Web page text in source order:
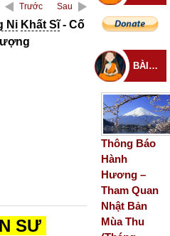
Trước Sau
Ni Khất Sĩ- Cố
SƯ
BÀI ĐĂNG MỚI
Thông Báo
Hành
Hương –
Tham Quan
Nhật Bản
Mùa Thu